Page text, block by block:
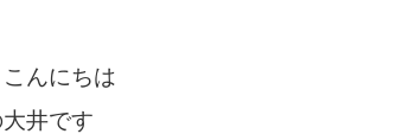
んにちは
井です